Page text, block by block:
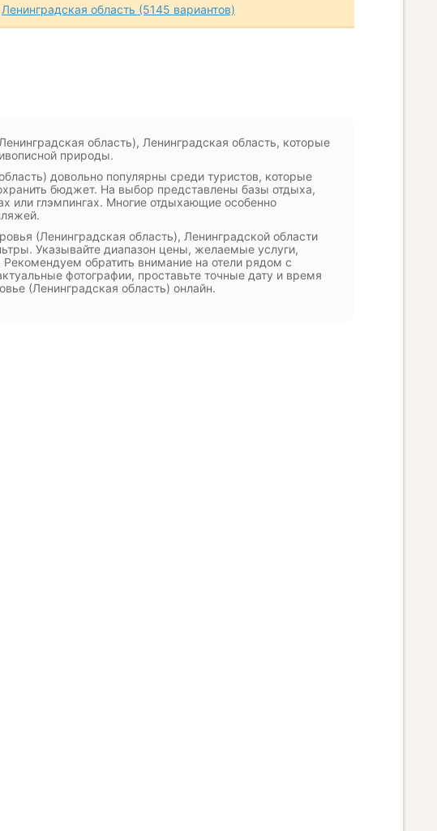
Ленинградская область (5145 вариантов)
область), Ленинградская область, которые
природы.
довольно популярны среди туристов, которые
бюджет. На выбор представлены базы отдыха,
или глэмпингах. Многие отдыхающие особенно
(Ленинградская область), Ленинградской области
Указывайте диапазон цены, желаемые услуги,
обратить внимание на отели рядом с
фотографии, проставьте точные дату и время
(Ленинградская область) онлайн.